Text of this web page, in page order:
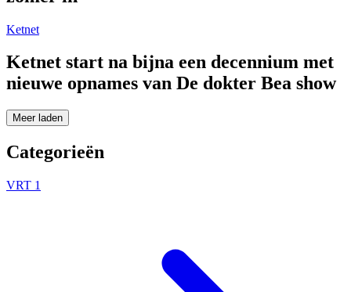
Ketnet
Ketnet start na bijna een decennium met
nieuwe opnames van De dokter Bea show
Meer laden
Categorieën
VRT 1